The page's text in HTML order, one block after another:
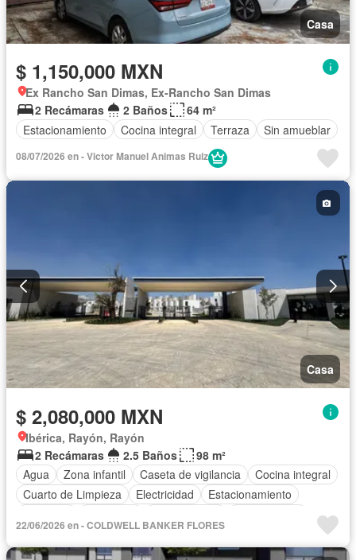
Casa
$ 1,150,000 MXN
Ex Rancho San Dimas, Ex-Rancho San Dimas
2 Recámaras
2 Baños
64 m²
Estacionamiento
Cocina integral Terraza Sin amueblar
08/07/2026 en - Victor Manuel Animas Ruiz
Casa
$ 2,080,000 MXN
Ibérica, Rayón, Rayón
2 Recámaras
2.5 Baños
98 m²
Agua
Zona infantil Caseta de vigilancia
Cocina integral
Cuarto de Limpieza
Electricidad
Estacionamiento
22/06/2026 en - COLDWELL BANKER FLORES